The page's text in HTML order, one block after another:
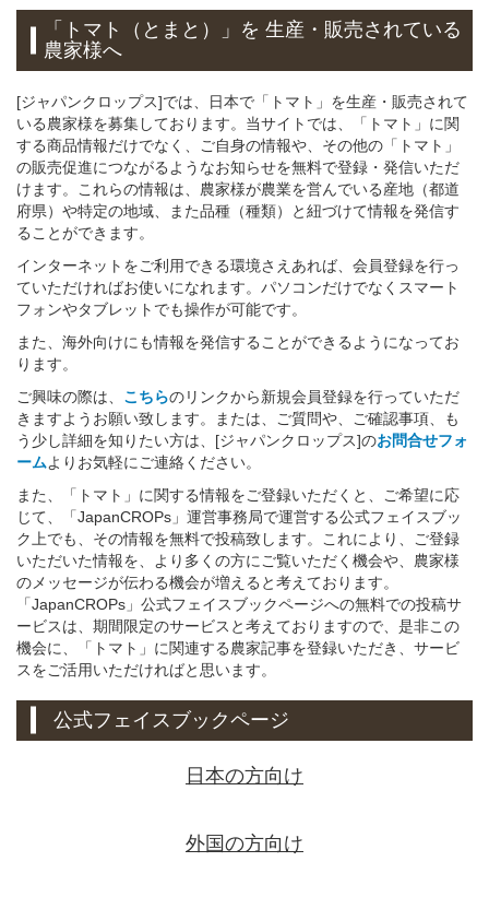
「トマト（とまと）」 を 生産・販売されている
農家様へ
[ジャパンクロップス]では、日本で「トマト」を生産・販売されて
いる農家様を募集しております。当サイトでは、「トマト」に関
する商品情報だけでなく、ご自身の情報や、その他の「トマト」
の販売促進につながるようなお知らせを無料で登録・発信いただ
けます。これらの情報は、農家様が農業を営んでいる産地（都道
府県）や特定の地域、また品種（種類）と紐づけて情報を発信す
ることができます。
インターネットをご利用できる環境さえあれば、会員登録を行っ
ていただければお使いになれます。パソコンだけでなくスマート
フォンやタブレットでも操作が可能です。
また、海外向けにも情報を発信することができるようになってお
ります。
ご興味の際は、 こちらのリンクから新規会員登録を行っていただ
きますようお願い致します。または、ご質問や、ご確認事項、も
う少し詳細を知りたい方は、[ジャパンクロップス]のお問合せフォ
ームよりお気軽にご連絡ください。
また、「トマト」に関する情報をご登録いただくと、ご希望に応
じて、「JapanCROPs」運営事務局で運営する公式フェイスブッ
ク上でも、その情報を無料で投稿致します。これにより、ご登録
いただいた情報を、より多くの方にご覧いただく機会や、農家様
のメッセージが伝わる機会が増えると考えております。
「JapanCROPs」公式フェイスブックページへの無料での投稿サ
ービスは、期間限定のサービスと考えておりますので、是非この
機会に、「トマト」に関連する農家記事を登録いただき、サービ
スをご活用いただければと思います。
公式フェイスブックページ
日本の方向け
外国の方向け